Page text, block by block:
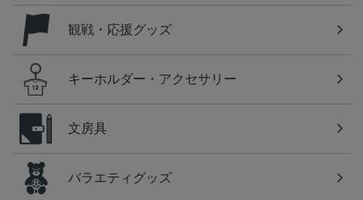
観戦・応援グッズ
キーホルダー・アクセサリー
文房具
バラエティグッズ